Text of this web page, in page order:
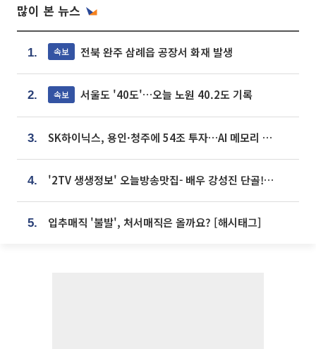
많이 본 뉴스
1. 속보 전북 완주 삼례읍 공장서 화재 발생
2. 속보 서울도 '40도'…오늘 노원 40.2도 기록
3. SK하이닉스, 용인·청주에 54조 투자…AI 메모리 생산기지 키운다
4. '2TV 생생정보' 오늘방송맛집- 배우 강성진 단골! 쌀국수ㆍ푸팟퐁 커리 맛집 '블○○○'
5. 입추매직 '불발', 처서매직은 올까요? [해시태그]